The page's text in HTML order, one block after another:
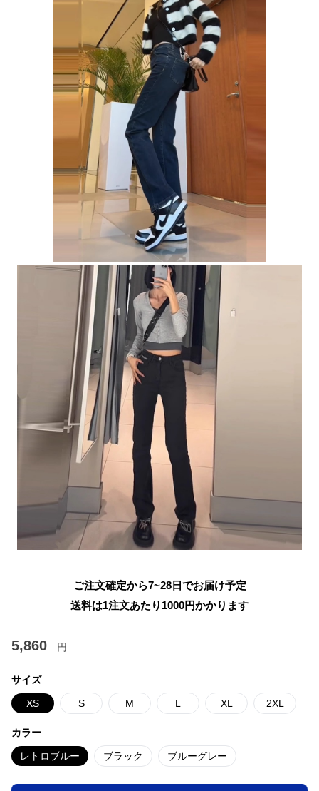
ご注文確定から7~28日でお届け予定
送料は1注文あたり 1000円かかります
5,860 円
サイズ
XS S M L XL 2XL
カラー
レトロブルー ブラック ブルーグレー